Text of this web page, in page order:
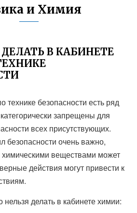
и Химия
В КАБИНЕТЕ
технике безопасности есть ряд
запрещены для
всех присутствующих.
безопасности очень важно,
химическими веществами может
действия могут привести к
нельзя делать в кабинете химии: